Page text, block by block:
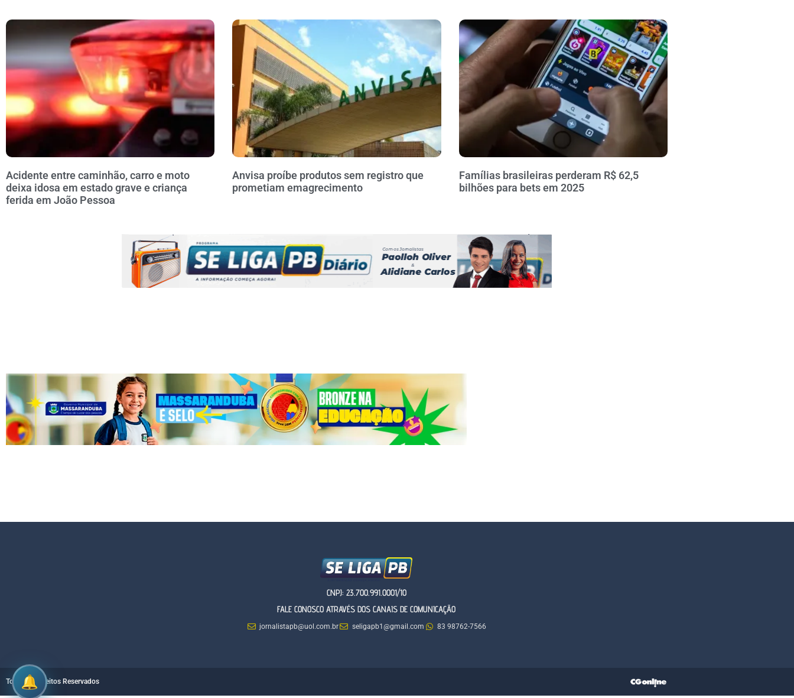
Acidente entre caminhão, carro e moto
deixa idosa em estado grave e criança
ferida em João Pessoa
Anvisa proíbe produtos sem registro que
prometiam emagrecimento
Famílias brasileiras perderam R$ 62,5
bilhões para bets em 2025
CNPJ: 23.700.991.0001/10
FALE CONOSCO ATRAVÉS DOS CANAIS DE COMUNICAÇÃO
jornalistapb@uol.com.br seligapb1@gmail.com 83 98762-7566
Todos os Direitos Reservados